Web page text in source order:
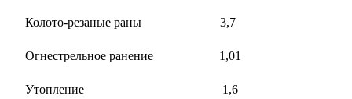
Колото-резаные раны 3,7
Огнестрельное ранение 1,01
Утопление 1,6